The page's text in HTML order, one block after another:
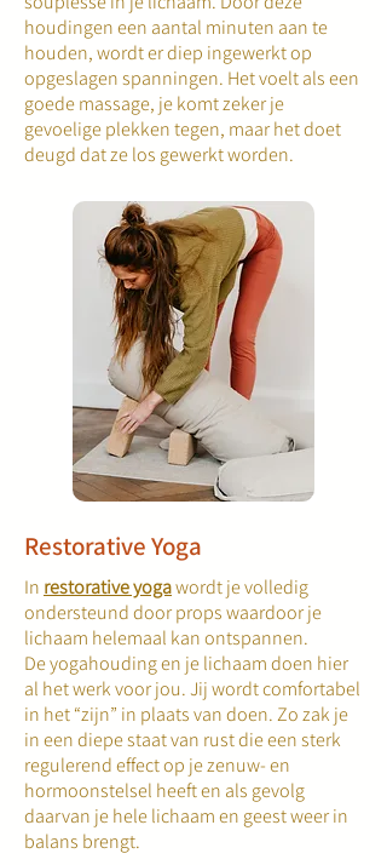
houdingen een aantal minuten aan te
houden, wordt er diep ingewerkt op
opgeslagen spanningen. Het voelt als een
goede massage, je komt zeker je
gevoelige plekken tegen, maar het doet
deugd dat ze los gewerkt worden.
Restorative Yoga
In restorative yogawordt je volledig
ondersteund door props waardoor je
lichaam helemaal kan ontspannen.
De yogahouding en je lichaam doen hier
al het werk voor jou. Jij wordt comfortabel
in het “zijn” in plaats van doen. Zo zak je
in een diepe staat van rust die een sterk
regulerend effect op je zenuw- en
hormoonstelsel heeft en als gevolg
daarvan je hele lichaam en geest weer in
balans brengt.